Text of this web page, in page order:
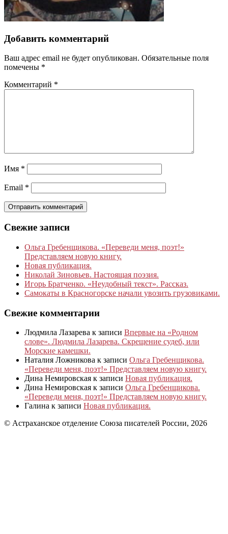
Добавить комментарий
Ваш адрес email не будет опубликован. Обязательные поля
помечены *
Комментарий *
Имя *
Email *
Свежие записи
Ольга Гребенщикова. «Переведи меня, поэт!»
Представляем новую книгу.
Новая публикация.
Николай Зиновьев. Настоящая поэзия.
Игорь Братченко. «Неудобный текст». Рассказ.
Самокаты в Красногорске начали увозить грузовиками.
Свежие комментарии
Людмила Лазарева к записи Впервые на «Родном
слове». Людмила Лазарева. Скрещение судеб, или
Морские камешки.
Наталия Ложникова к записи Ольга Гребенщикова.
«Переведи меня, поэт!» Представляем новую книгу.
Дина Немировская к записи Новая публикация.
Дина Немировская к записи Ольга Гребенщикова.
«Переведи меня, поэт!» Представляем новую книгу.
Галина к записи Новая публикация.
© Астраханское отделение Союза писателей России, 2026